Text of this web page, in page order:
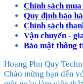
Chính sách mua
Quy định bảo
Chính sách
Vận chuyển -
Bảo mật thông
Hoang Phu Quy
Chào mừng bạn đến